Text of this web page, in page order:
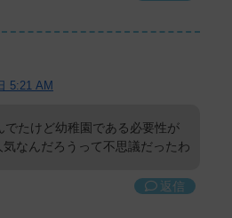
5:21 AM
でたけど幼稚園である必要性が
なんだろうって不思議だったわ
返信